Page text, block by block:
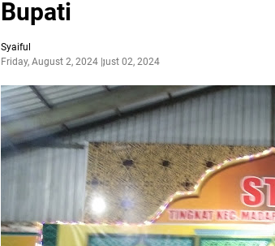
Bupati
Syaiful
Friday, August 2, 2024August 02, 2024